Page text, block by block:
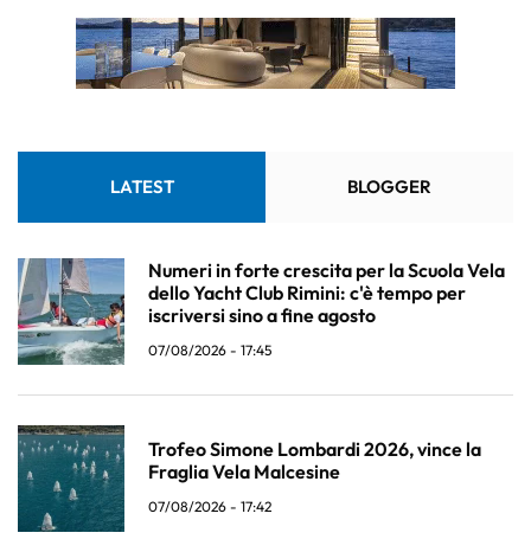
LATEST BLOGGER
Numeri in forte crescita per la Scuola Vela
dello Yacht Club Rimini: c'è tempo per
iscriversi sino a fine agosto
07/08/2026 - 17:45
Trofeo Simone Lombardi 2026, vince la
Fraglia Vela Malcesine
07/08/2026 - 17:42